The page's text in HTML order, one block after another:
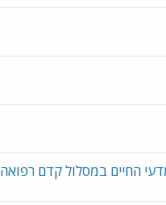
החיים במסלול קדם רפואה